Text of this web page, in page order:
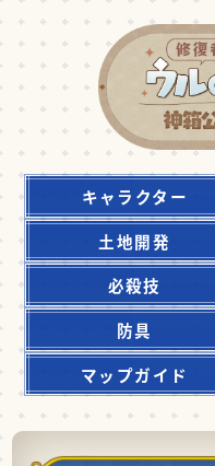
キャラクター
土地開発
必殺技
防具
マップガイド